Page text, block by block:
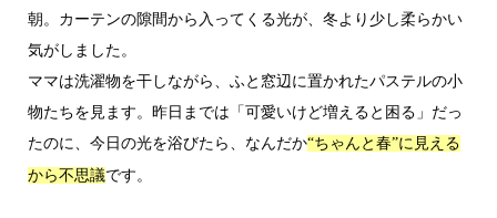
朝。カーテンの隙間から入ってくる光が、冬より少し柔らかい
気がしました。
ママは洗濯物を干しながら、ふと窓辺に置かれたパステルの小
物たちを見ます。昨日までは「可愛いけど増えると困る」だっ
たのに、今日の光を浴びたら、なんだか“ちゃんと春”に見える
から不思議です。